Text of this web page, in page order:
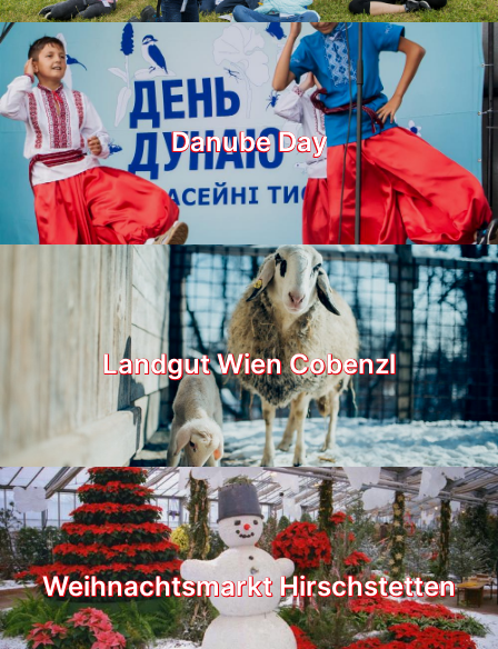
Danube Day
Landgut Wien Cobenzl
Weihnachtsmarkt Hirschstetten